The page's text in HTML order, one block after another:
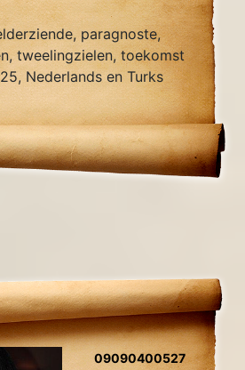
paragnoste,
tweelingzielen, toekomst
Nederlands en Turks
09090400527